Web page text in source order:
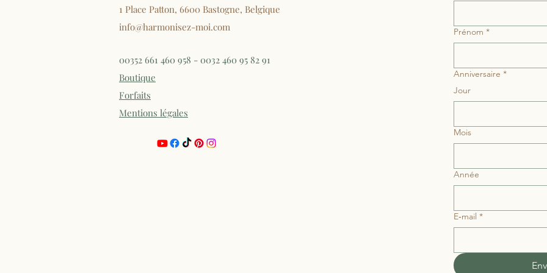
1 Place Patton, 6600 Bastogne, Belgique
info@harmonisez-moi.com
00352 661 460 958 - 0032 460 95 82 91
Boutique
Forfaits
Mentions légales
Prénom *
Anniversaire *
Jour
Mois
Année
E‑mail *